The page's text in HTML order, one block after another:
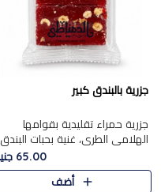
جزرية بالبندق كبير
جزرية حمراء تقليدية بقوامها
الهلامي الطري، غنية بحبات البندق
الفاخرة التي تضيف قرمشة راقية
إلى قوامها الناعم، لتقدم مزيجًا
متوازنًا من النكه..
65.00 جنيه
أضف